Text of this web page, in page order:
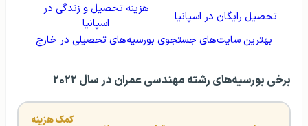
تحصیل رایگان در اسپانیا
هزینه تحصیل و زندگی در
اسپانیا
بهترین سایت‌های جستجوی بورسیه‌های تحصیلی در خارج
برخی بورسیه‌های رشته مهندسی عمران در سال ۲۰۲۲